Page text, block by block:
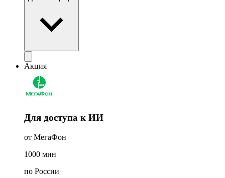
Акция
Для доступа к ИИ
от МегаФон
1000 мин
по России